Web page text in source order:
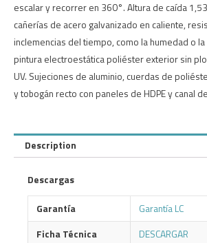
escalar y recorrer en 360°. Altura de caída
cañerías de acero galvanizado en caliente,
inclemencias del tiempo, como la humedad o
pintura electroestática poliéster exterior sin
UV. Sujeciones de aluminio, cuerdas de
y tobogán recto con paneles de HDPE y canal
Description
Descargas
Garantía
Garantía LC
Ficha Técnica
DESCARGAR